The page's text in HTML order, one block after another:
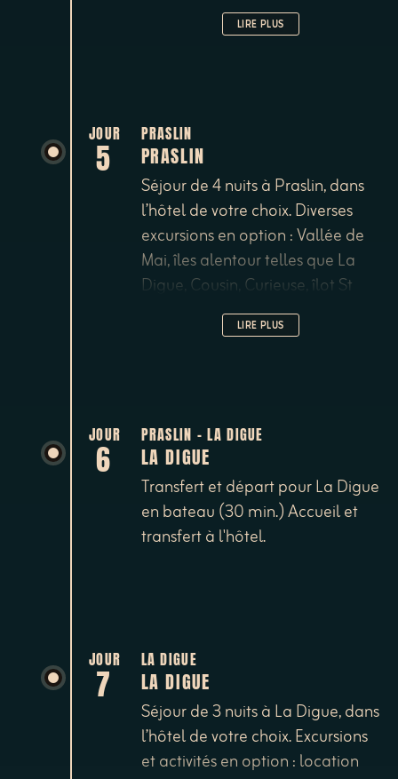
LIRE PLUS
JOUR
5
PRASLIN
PRASLIN
Séjour de 4 nuits à Praslin, dans
l’hôtel de votre choix. Diverses
excursions en option : Vallée de
Mai, îles alentour telles que La
Digue, Cousin, Curieuse, îlot St
LIRE PLUS
JOUR
6
PRASLIN – LA DIGUE
LA DIGUE
Transfert et départ pour La Digue
en bateau (30 min.) Accueil et
transfert à l'hôtel.
JOUR
7
LA DIGUE
LA DIGUE
Séjour de 3 nuits à La Digue, dans
l’hôtel de votre choix. Excursions
et activités en option : location